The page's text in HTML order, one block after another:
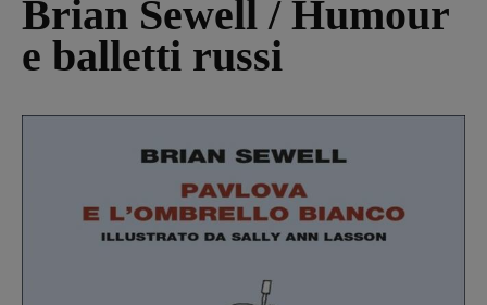
Brian Sewell / Humour
e balletti russi